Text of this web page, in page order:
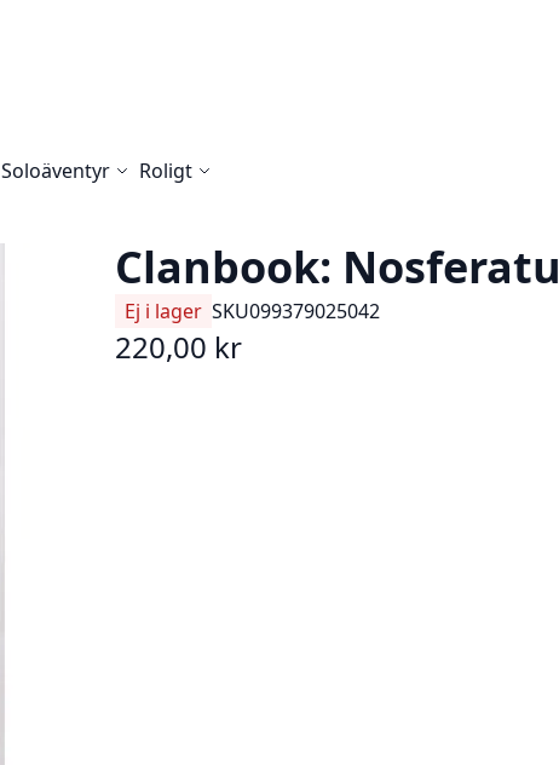
Soloäventyr Roligt
Clanbook: Nosferatu
Ej i lager SKU099379025042
220,00 kr